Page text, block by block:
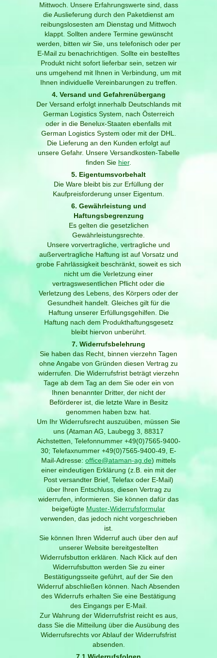
Mittwoch. Unsere Erfahrungswerte sind, dass
die Auslieferung durch den Paketdienst am
reibungslosesten am Dienstag und Mittwoch
klappt. Sollten andere Termine gewünscht
werden, bitten wir Sie, uns telefonisch oder per
E-Mail zu benachrichtigen. Sollte ein bestelltes
Produkt nicht sofort lieferbar sein, setzen wir
uns umgehend mit Ihnen in Verbindung, um mit
Ihnen individuelle Vereinbarungen zu treffen.
4. Versand und Gefahrenübergang
Der Versand erfolgt innerhalb Deutschlands mit
German Logistics System, nach Österreich
oder in die Benelux-Staaten ebenfalls mit
German Logistics System oder mit der DHL.
Die Lieferung an den Kunden erfolgt auf
unsere Gefahr. Unsere Versandkosten-Tabelle
finden Sie hier.
5. Eigentumsvorbehalt
Die Ware bleibt bis zur Erfüllung der
Kaufpreisforderung unser Eigentum.
6. Gewährleistung und
Haftungsbegrenzung
Es gelten die gesetzlichen
Gewährleistungsrechte.
Unsere vorvertragliche, vertragliche und
außervertragliche Haftung ist auf Vorsatz und
grobe Fahrlässigkeit beschränkt, soweit es sich
nicht um die Verletzung einer
vertragswesentlichen Pflicht oder die
Verletzung des Lebens, des Körpers oder der
Gesundheit handelt. Gleiches gilt für die
Haftung unserer Erfüllungsgehilfen. Die
Haftung nach dem Produkthaftungsgesetz
bleibt hiervon unberührt.
7. Widerrufsbelehrung
Sie haben das Recht, binnen vierzehn Tagen
ohne Angabe von Gründen diesen Vertrag zu
widerrufen. Die Widerrufsfrist beträgt vierzehn
Tage ab dem Tag an dem Sie oder ein von
Ihnen benannter Dritter, der nicht der
Beförderer ist, die letzte Ware in Besitz
genommen haben bzw. hat.
Um Ihr Widerrufsrecht auszuüben, müssen Sie
uns (Ataman AG, Laubegg 3, 88317
Aichstetten, Telefonnummer +49(0)7565-9400-
30; Telefaxnummer +49(0)7565-9400-49, E-
Mail-Adresse: office@ataman-ag.de) mittels
einer eindeutigen Erklärung (z.B. ein mit der
Post versandter Brief, Telefax oder E-Mail)
über Ihren Entschluss, diesen Vertrag zu
widerrufen, informieren. Sie können dafür das
beigefügte Muster-Widerrufsformular
verwenden, das jedoch nicht vorgeschrieben
ist.
Sie können Ihren Widerruf auch über den auf
unserer Website bereitgestellten
Widerrufsbutton erklären. Nach Klick auf den
Widerrufsbutton werden Sie zu einer
Bestätigungsseite geführt, auf der Sie den
Widerruf abschließen können. Nach Absenden
des Widerrufs erhalten Sie eine Bestätigung
des Eingangs per E-Mail.
Zur Wahrung der Widerrufsfrist reicht es aus,
dass Sie die Mitteilung über die Ausübung des
Widerrufsrechts vor Ablauf der Widerrufsfrist
absenden.
7.1 Widerrufsfolgen